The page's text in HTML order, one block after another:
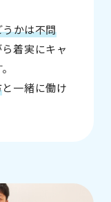
かは不問
着実にキャ
と一緒に働け